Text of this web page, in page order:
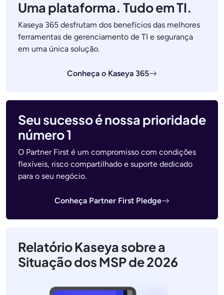
Uma plataforma. Tudo em TI.
Kaseya 365 desfrutam dos benefícios das melhores
ferramentas de gerenciamento de TI e segurança
em uma única solução.
Conheça o Kaseya 365
Seu sucesso é nossa prioridade
número 1
O Partner First é um compromisso com condições
flexíveis, risco compartilhado e suporte dedicado
para o seu negócio.
Conheça Partner First Pledge
Relatório Kaseya sobre a
Situação dos MSP de 2026